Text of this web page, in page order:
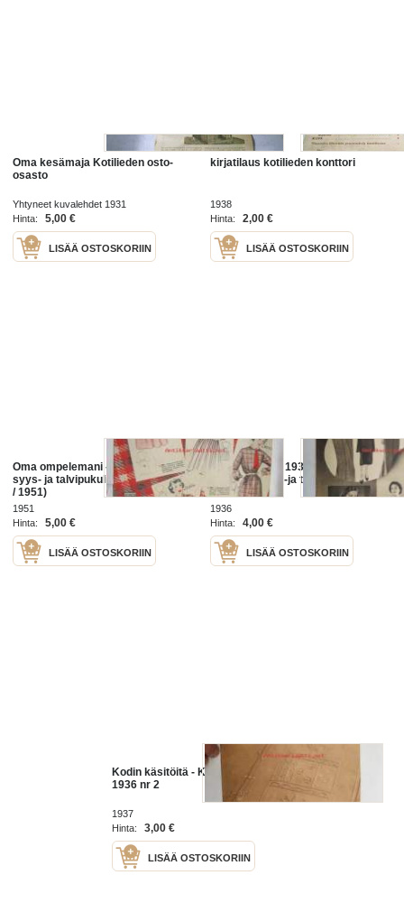
Oma kesämaja Kotilieden osto-
osasto
Yhtyneet kuvalehdet 1931
Hinta:
5,00 €
LISÄÄ OSTOSKORIIN
kirjatilaus kotilieden konttori
1938
Hinta:
2,00 €
LISÄÄ OSTOSKORIIN
Oma ompelemani - Kotilieden
syys- ja talvipukuliite (kuuluu nr 19
/ 1951)
1951
Hinta:
5,00 €
LISÄÄ OSTOSKORIIN
Kotilieden liite 1936 nr 9, kuuluu
nroon 19 Syys-ja talvipukuja
1936
Hinta:
4,00 €
LISÄÄ OSTOSKORIIN
Kodin käsitöitä - Kotilieden liite
1936 nr 2
1937
Hinta:
3,00 €
LISÄÄ OSTOSKORIIN